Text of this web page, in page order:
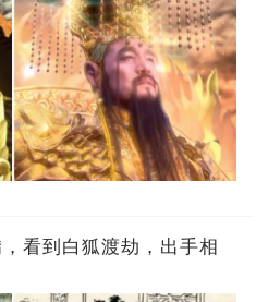
看到白狐渡劫，出手相